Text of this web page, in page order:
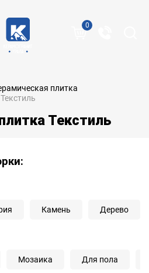
0
плитка
Текстиль
Камень Дерево
Мозаика Для пола